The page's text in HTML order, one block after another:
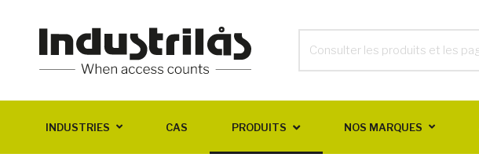
INDUSTRIES CAS PRODUITS NOS MARQUES